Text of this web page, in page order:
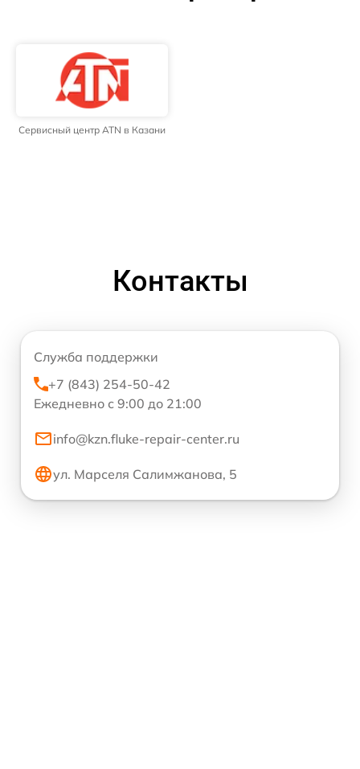
Сервисный центр ATN в Казани
Контакты
Служба поддержки
+7 (843) 254-50-42
Ежедневно с 9:00 до 21:00
info@kzn.fluke-repair-center.ru
ул. Марселя Салимжанова, 5